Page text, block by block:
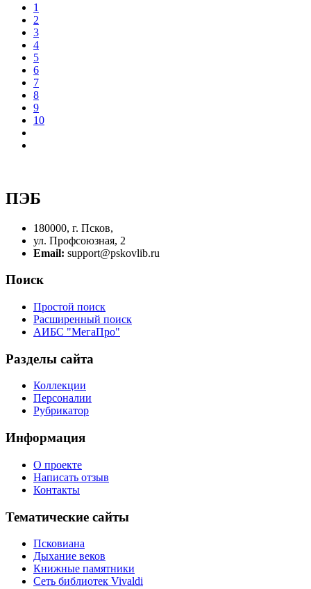
1
2
3
4
5
6
7
8
9
10
ПЭБ
180000, г. Псков,
ул. Профсоюзная, 2
Email: support@pskovlib.ru
Поиск
Простой поиск
Расширенный поиск
АИБС "МегаПро"
Разделы сайта
Коллекции
Персоналии
Рубрикатор
Информация
О проекте
Написать отзыв
Контакты
Тематические сайты
Псковиана
Дыхание веков
Книжные памятники
Сеть библиотек Vivaldi